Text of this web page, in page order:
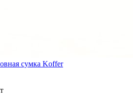
сумка Koffer